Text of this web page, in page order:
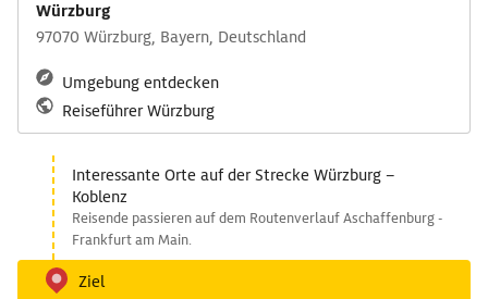
Würzburg
97070 Würzburg, Bayern, Deutschland
Umgebung entdecken
Reiseführer Würzburg
Interessante Orte auf der Strecke Würzburg –
Koblenz
Reisende passieren auf dem Routenverlauf Aschaffenburg -
Frankfurt am Main.
Ziel